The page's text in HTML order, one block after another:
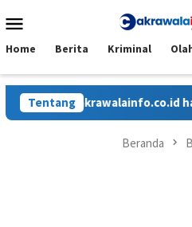
ke
Mobile
Home Berita Kriminal
Tentang
Cakrawalainfo.co.id hadir
Beranda